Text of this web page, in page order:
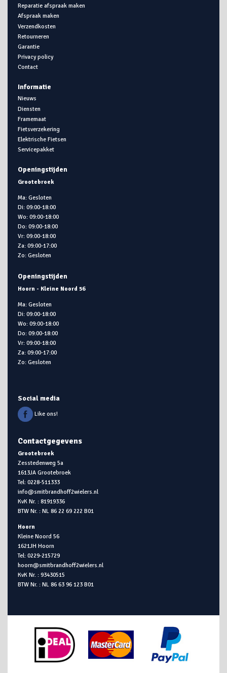
Reparatie afspraak maken
Afspraak maken
Verzendkosten
Retourneren
Garantie
Privacy policy
Contact
Informatie
Nieuws
Diensten
Framemaat
Fietsverzekering
Elektrische Fietsen
Servicepakket
Openingstijden
Grootebroek
Ma: Gesloten
Di: 09:00-18:00
Wo: 09:00-18:00
Do: 09:00-18:00
Vr: 09:00-18:00
Za: 09:00-17:00
Zo: Gesloten
Openingstijden
Hoorn - Kleine Noord 56
Ma: Gesloten
Di: 09:00-18:00
Wo: 09:00-18:00
Do: 09:00-18:00
Vr: 09:00-18:00
Za: 09:00-17:00
Zo: Gesloten
Social media
Like ons!
Contactgegevens
Grootebroek
Zesstedenweg 5a
1613JA Grootebroek
Tel: 0228-511333
info@smitbrandhoff2wielers.nl
KvK Nr. : 81919336
BTW Nr. : NL 86 22 69 222 B01
Hoorn
Kleine Noord 56
1621JH Hoorn
Tel: 0229-215729
hoorn@smitbrandhoff2wielers.nl
KvK Nr. : 93430515
BTW Nr. : NL 86 63 96 123 B01